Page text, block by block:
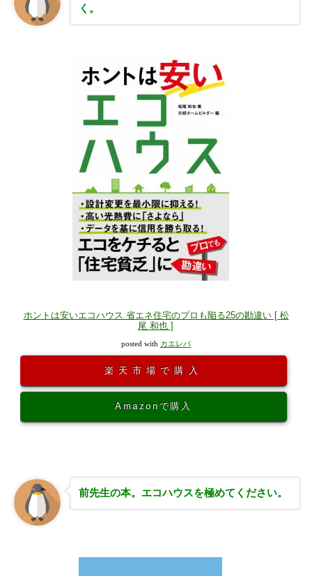
く。
ホントは安いエコハウス 省エネ住宅のプロも陥る25の勘違い [ 松
尾 和也 ]
posted with カエレバ
楽天市場で購入
Amazonで購入
前先生の本。エコハウスを極めてください。